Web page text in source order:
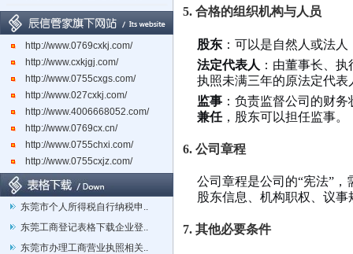
http://www.0769cxkj.com/
http://www.cxkjgj.com/
http://www.0755cxgs.com/
http://www.027cxkj.com/
http://www.4006668052.com/
http://www.0769cx.cn/
http://www.0755chxi.com/
http://www.0755cxjz.com/
东莞市个人所得税自行纳税申..
东莞工商登记表格下载企业登..
东莞市办理工商营业执照相关..
5. 合格的组织机构与人员
股东 ：可以是自然人或法
法定代表人 ：由董事长、
执照未满三年的原法定代表
监事 ：负责监督公司的财
兼任，股东可以担任监事。
6. 公司章程
公司章程是公司的“宪法”
股东信息、机构职权、议
7. 其他必要条件